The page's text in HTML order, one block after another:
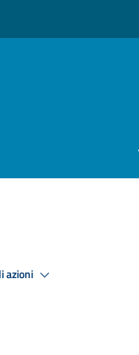
azioni